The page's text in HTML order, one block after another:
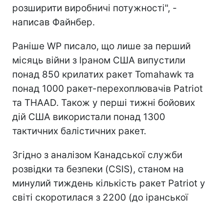
розширити виробничі потужності", -
написав Файнбер.
Раніше WP писало, що лише за перший
місяць війни з Іраном США випустили
понад 850 крилатих ракет Tomahawk та
понад 1000 ракет-перехоплювачів Patriot
та THAAD. Також у перші тижні бойових
дій США використали понад 1300
тактичних балістичних ракет.
Згідно з аналізом Канадської служби
розвідки та безпеки (CSIS), станом на
минулий тиждень кількість ракет Patriot у
світі скоротилася з 2200 (до іранської